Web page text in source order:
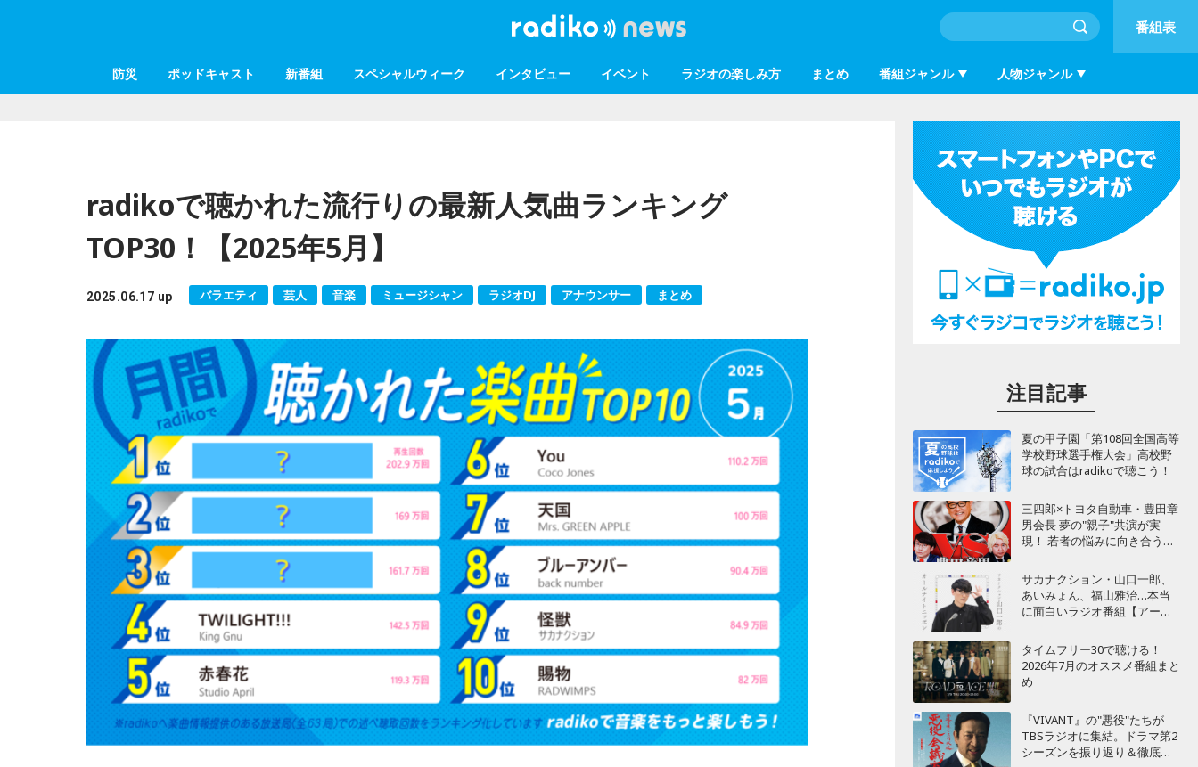
番組表
防災 ポッドキャスト 新番組 スペシャルウィーク インタビュー イベント ラジオの楽しみ方 まとめ 番組ジャンル 人物ジャンル
radikoで聴かれた流行りの最新人気曲ランキング
TOP30！【2025年5月】
2025.06.17 up バラエティ 芸人 音楽 ミュージシャン ラジオDJ アナウンサー まとめ
注目記事
夏の甲子園「第108回全国高等
学校野球選手権大会」高校野
球の試合はradikoで聴こう！
三四郎×トヨタ自動車・豊田章
男会長 夢の"親子"共演が実
現！ 若者の悩みに向き合うポ
サカナクション・山口一郎、
あいみょん、福山雅治…本当
に面白いラジオ番組【アーテ
タイムフリー30で聴ける！
2026年7月のオススメ番組まと
め
『VIVANT』の"悪役"たちが
TBSラジオに集結。ドラマ第2
シーズンを振り返り＆徹底考